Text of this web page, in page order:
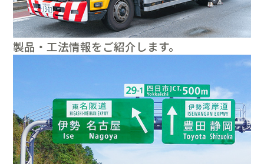
製品・工法情報をご紹介します。